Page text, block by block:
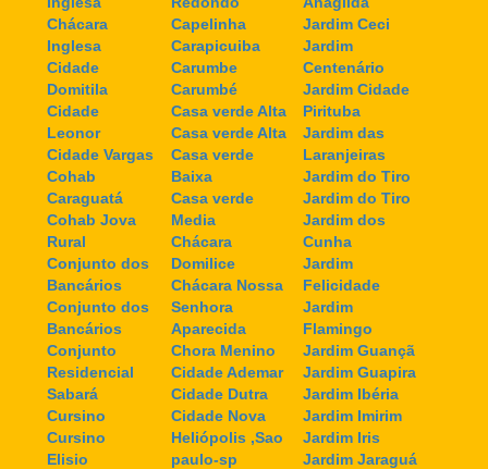
Chácara
Inglesa
Cidade
Domitila
Cidade
Leonor
Cidade Vargas
Cohab
Caraguatá
Cohab Jova
Rural
Conjunto dos
Bancários
Conjunto dos
Bancários
Conjunto
Residencial
Sabará
Cursino
Cursino
Elisio
Capelinha
Carapicuiba
Carumbe
Carumbé
Casa verde Alta
Casa verde Alta
Casa verde
Baixa
Casa verde
Media
Chácara
Domilice
Chácara Nossa
Senhora
Aparecida
Chora Menino
Cidade Ademar
Cidade Dutra
Cidade Nova
Heliópolis ,Sao
paulo-sp
Jardim Ceci
Jardim
Centenário
Jardim Cidade
Pirituba
Jardim das
Laranjeiras
Jardim do Tiro
Jardim do Tiro
Jardim dos
Cunha
Jardim
Felicidade
Jardim
Flamingo
Jardim Guançã
Jardim Guapira
Jardim Ibéria
Jardim Imirim
Jardim Iris
Jardim Jaraguá